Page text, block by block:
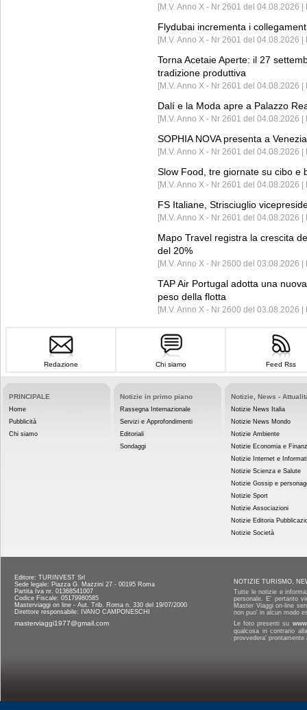
[M.V. Anno X - Nr 2601 del 04.08.2026 |
Flydubai incrementa i
[M.V. Anno X - Nr 2601 del 04.08.2026 |
Torna Acetaie Aperte: il 27
tradizione produttiva
[M.V. Anno X - Nr 2601 del 04.08.2026 |
Dalí e la Moda apre a Palazzo
[M.V. Anno X - Nr 2601 del 04.08.2026 |
SOPHIA NOVA presenta a
[M.V. Anno X - Nr 2601 del 04.08.2026
Slow Food, tre giornate su cibo e
[M.V. Anno X - Nr 2601 del 04.08.2026 |
FS Italiane, Strisciuglio
[M.V. Anno X - Nr 2601 del 04.08.2026 |
Mapo Travel registra la crescita
del 20%
[M.V. Anno X - Nr 2600 del 03.08.2026 |
TAP Air Portugal adotta una
peso della flotta
[M.V. Anno X - Nr 2600 del 03.08.2026
Redazione Chi siamo Feed Rss
PRINCIPALE
Home
Pubblicità
Chi siamo
Notizie in primo piano
Rassegna Internazionale
Servizi e Approfondimenti
Editoriali
Sondaggi
Notizie, News -
Notizie News Italia
Notizie News Mondo
Notizie Ambiente
Notizie Economia e
Notizie Internet e
Notizie Scienza e Salute
Notizie Gossip e
Notizie Sport
Notizie Associazioni
Notizie Editoria
Notizie Società
Editore: TURINVEST Srl
Sede legale: Piazza G. Mazzini 27 - 00195 Roma
Partita Iva nr. 01368541007
Codice Fiscale: 05179980585
Masterviaggi on line - Aut. Trib. Roma n. 330 del 19/07/2000
Direttore responsabile: IVANO CAMPONESCHI
masterviaggi1977@gmail.com
NOTIZIE TURISMO,
Tutte le notizie e
personale. E' pertanto
Master Viaggi on-line
non puo' in alcun modo
Le foto presenti su
qualcosa in contrario
provvedera'